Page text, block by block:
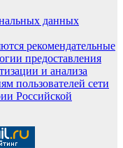
данных
рекомендательные
предоставления
и анализа
пользователей сети
Российской